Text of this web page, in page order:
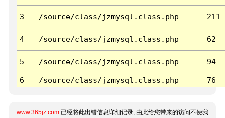
3 /source/class/jzmysql.class.php 211
4 /source/class/jzmysql.class.php 62
5 /source/class/jzmysql.class.php 94
6 /source/class/jzmysql.class.php 76
www.365jz.com 已经将此出错信息详细记录, 由此给您带来的访问不便我